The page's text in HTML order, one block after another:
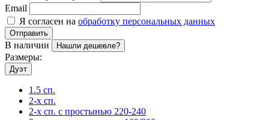
Email
Я согласен на обработку персональных данных
Отправить
В наличии Нашли дешевле?
Размеры:
Дуэт
1.5 сп.
2-х сп.
2-х сп. с простынью 220-240